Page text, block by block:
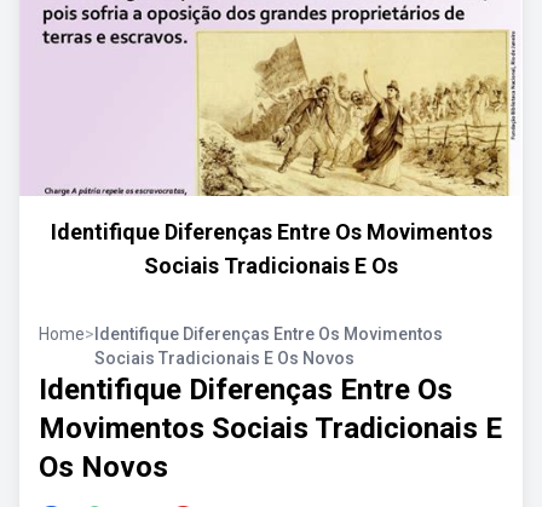
Identifique Diferenças Entre Os Movimentos
Sociais Tradicionais E Os
Home> Identifique Diferenças Entre Os Movimentos
Sociais Tradicionais E Os Novos
Identifique Diferenças Entre Os
Movimentos Sociais Tradicionais E
Os Novos